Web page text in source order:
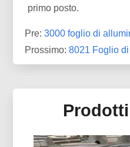
primo posto.
Pre:3000 foglio di
Prossimo:8021 Foglio